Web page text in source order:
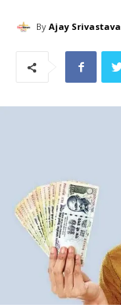
By Ajay Srivastava